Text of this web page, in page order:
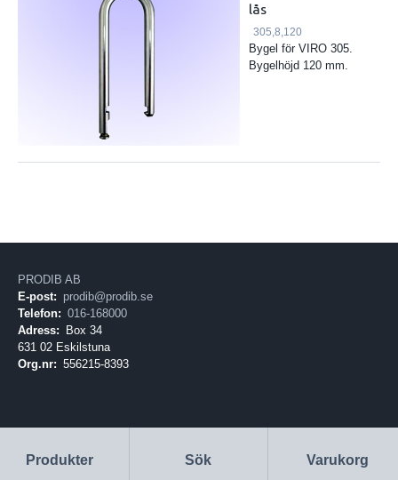
Produkter Sök Varukorg
lås
305,8,120
Bygel för VIRO 305.
Bygelhöjd 120 mm.
PRODIB AB
E-post: prodib@prodib.se
Telefon: 016-168000
Adress:
Box 34
631 02 Eskilstuna
Org.nr: 556215-8393